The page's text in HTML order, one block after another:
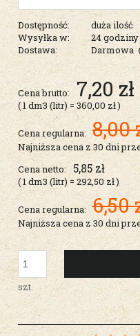
Dostępność:
duża ilość
Wysyłka w:
24 godziny
Dostawa:
Darmowa
Cena nie zawiera
Cena brutto: 7,20 zł
( 1dm3 (litr) = 360,00 zł)
Cena regularna: 8,00
Najniższa cena z 30 dni
Cena netto: 5,85 zł
( 1dm3 (litr) = 292,50 zł)
Cena regularna: 6,50
Najniższa cena z 30 dni
szt.